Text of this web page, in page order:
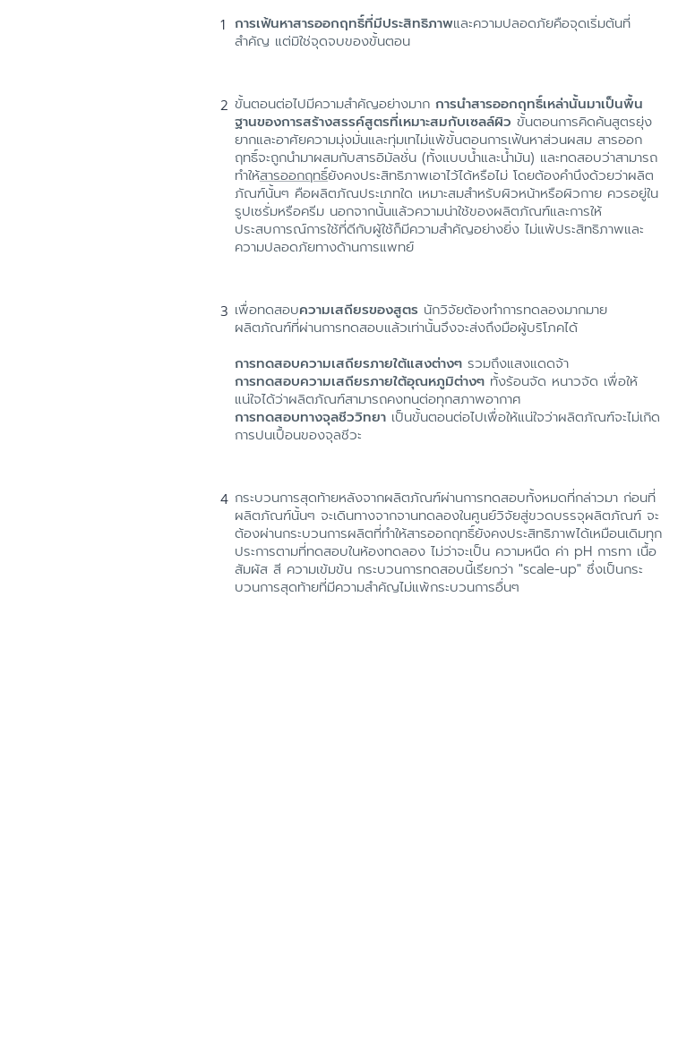
การเฟ้นหาสารออกฤทธิ์ที่มีประสิทธิภาพและความปลอดภัยคือจุดเริ่มต้นที่
สำคัญ แต่มิใช่จุดจบของขั้นตอน
ขั้นตอนต่อไปมีความสำคัญอย่างมาก การนำสารออกฤทธิ์เหล่านั้นมาเป็นพื้น
ฐานของการสร้างสรรค์สูตรที่เหมาะสมกับเซลล์ผิว ขั้นตอนการคิดค้นสูตรยุ่ง
ยากและอาศัยความมุ่งมั่นและทุ่มเทไม่แพ้ขั้นตอนการเฟ้นหาส่วนผสม สารออก
ฤทธิ์จะถูกนำมาผสมกับสารอิมัลชั่น (ทั้งแบบน้ำและน้ำมัน) และทดสอบว่าสามารถ
ทำให้สารออกฤทธิ์ยังคงประสิทธิภาพเอาไว้ได้หรือไม่ โดยต้องคำนึงด้วยว่าผลิต
ภัณฑ์นั้นๆ คือผลิตภัณประเภทใด เหมาะสมสำหรับผิวหน้าหรือผิวกาย ควรอยู่ใน
รูปเซรั่มหรือครีม นอกจากนั้นแล้วความน่าใช้ของผลิตภัณฑ์และการให้
ประสบการณ์การใช้ที่ดีกับผู้ใช้ก็มีความสำคัญอย่างยิ่ง ไม่แพ้ประสิทธิภาพและ
ความปลอดภัยทางด้านการแพทย์
เพื่อทดสอบความเสถียรของสูตร นักวิจัยต้องทำการทดลองมากมาย
ผลิตภัณฑ์ที่ผ่านการทดสอบแล้วเท่านั้นจึงจะส่งถึงมือผู้บริโภคได้
การทดสอบความเสถียรภายใต้แสงต่างๆ รวมถึงแสงแดดจ้า
การทดสอบความเสถียรภายใต้อุณหภูมิต่างๆ ทั้งร้อนจัด หนาวจัด เพื่อให้
แน่ใจได้ว่าผลิตภัณฑ์สามารถคงทนต่อทุกสภาพอากาศ
การทดสอบทางจุลชีววิทยา เป็นขั้นตอนต่อไปเพื่อให้แน่ใจว่าผลิตภัณฑ์จะไม่เกิด
การปนเปื้อนของจุลชีวะ
กระบวนการสุดท้ายหลังจากผลิตภัณฑ์ผ่านการทดสอบทั้งหมดที่กล่าวมา ก่อนที่
ผลิตภัณฑ์นั้นๆ จะเดินทางจากจานทดลองในศูนย์วิจัยสู่ขวดบรรจุผลิตภัณฑ์ จะ
ต้องผ่านกระบวนการผลิตที่ทำให้สารออกฤทธิ์ยังคงประสิทธิภาพได้เหมือนเดิมทุก
ประการตามที่ทดสอบในห้องทดลอง ไม่ว่าจะเป็น ความหนืด ค่า pH การทา เนื้อ
สัมผัส สี ความเข้มข้น กระบวนการทดสอบนี้เรียกว่า "scale-up" ซึ่งเป็นกระ
บวนการสุดท้ายที่มีความสำคัญไม่แพ้กระบวนการอื่นๆ